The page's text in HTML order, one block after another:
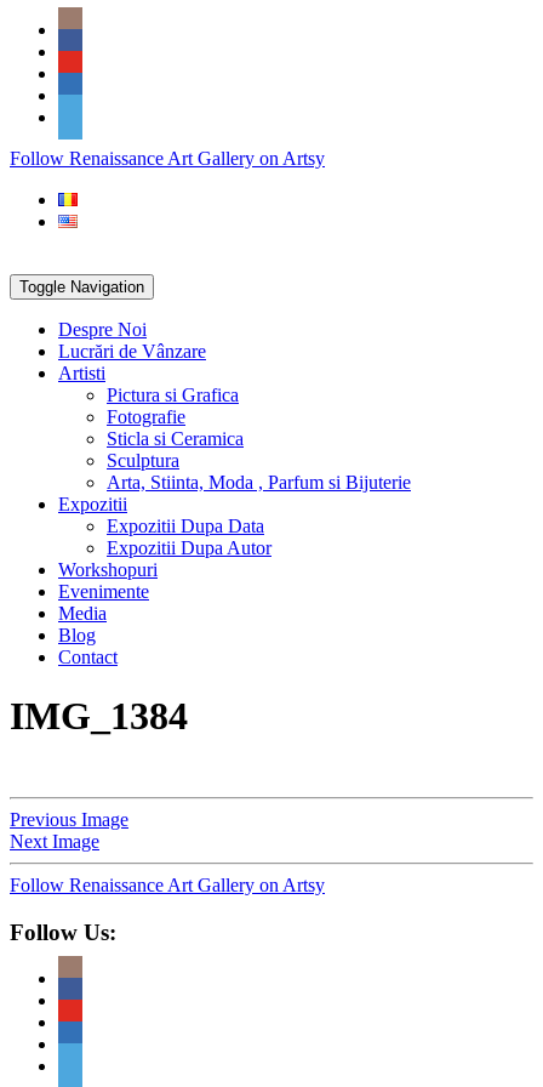
Skip
content
Social
Icons
PARTENER
Follow Renaissance Art Gallery on Artsy
Toggle Navigation
Despre Noi
Lucrări de Vânzare
Artisti
Pictura si Grafica
Fotografie
Sticla si Ceramica
Sculptura
Arta, Stiinta, Moda , Parfum si Bijuterie
Expozitii
Expozitii Dupa Data
Expozitii Dupa Autor
Workshopuri
Evenimente
Media
Blog
Contact
IMG_1384
Previous Image
Next Image
Follow Renaissance Art Gallery on Artsy
Follow Us: